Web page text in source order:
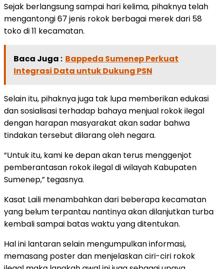
Sejak berlangsung sampai hari kelima, pihaknya telah
mengantongi 67 jenis rokok berbagai merek dari 58
toko di 11 kecamatan.
Baca Juga : Bappeda Sumenep Perkuat
Integrasi Data untuk Dukung PSN
Selain itu, pihaknya juga tak lupa memberikan edukasi
dan sosialisasi terhadap bahaya menjual rokok ilegal
dengan harapan masyarakat akan sadar bahwa
tindakan tersebut dilarang oleh negara.
“Untuk itu, kami ke depan akan terus menggenjot
pemberantasan rokok ilegal di wilayah Kabupaten
Sumenep,” tegasnya.
Kasat Laili menambahkan dari beberapa kecamatan
yang belum terpantau nantinya akan dilanjutkan turba
kembali sampai batas waktu yang ditentukan.
Hal ini lantaran selain mengumpulkan informasi,
memasang poster dan menjelaskan ciri-ciri rokok